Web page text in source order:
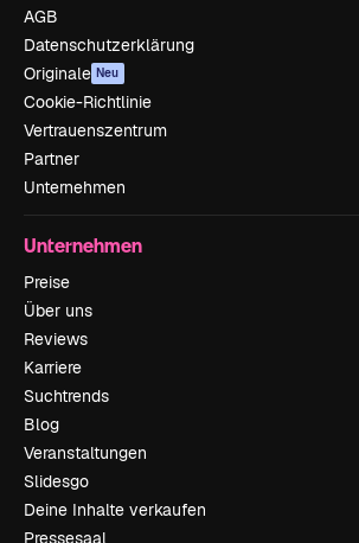
AGB
Datenschutzerklärung
Originale Neu
Cookie-Richtlinie
Vertrauenszentrum
Partner
Unternehmen
Unternehmen
Preise
Über uns
Reviews
Karriere
Suchtrends
Blog
Veranstaltungen
Slidesgo
Deine Inhalte verkaufen
Pressesaal